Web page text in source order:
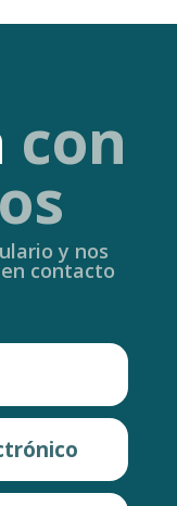
con
y nos
contacto